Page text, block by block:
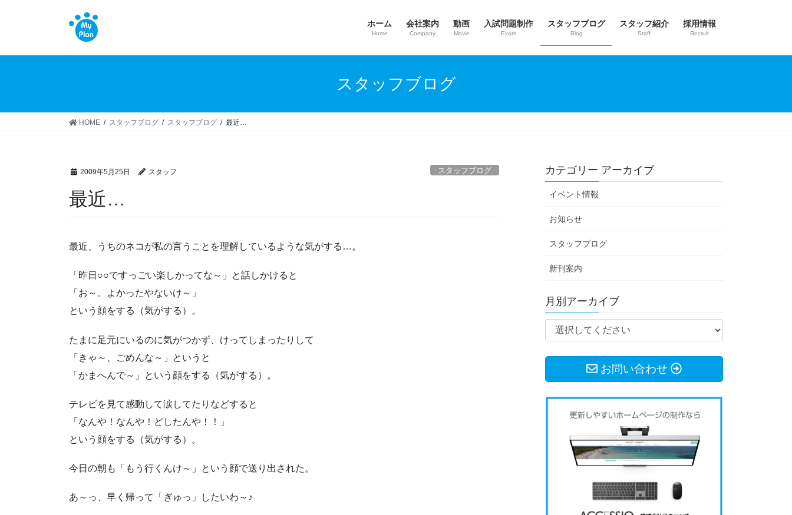
ホーム
Home
会社案内
Company
動画
Movie
入試問題制作
Exam
スタッフブログ
Blog
スタッフ紹介
Staff
採用情報
Recruit
スタッフブログ
HOME スタッフブログ スタッフブログ 最近…
2009年5月25日 スタッフ スタッフブログ
最近…
最近、うちのネコが私の言うことを理解しているような気がする…。
「昨日○○ですっごい楽しかってな～」と話しかけると
「お～。よかったやないけ～」
という顔をする（気がする）。
たまに足元にいるのに気がつかず、けってしまったりして
「きゃ～、ごめんな～」というと
「かまへんで～」という顔をする（気がする）。
テレビを見て感動して涙してたりなどすると
「なんや！なんや！どしたんや！！」
という顔をする（気がする）。
今日の朝も「もう行くんけ～」という顔で送り出された。
あ～っ、早く帰って「ぎゅっ」したいわ～♪
カテゴリー アーカイブ
イベント情報
お知らせ
スタッフブログ
新刊案内
月別アーカイブ
お問い合わせ